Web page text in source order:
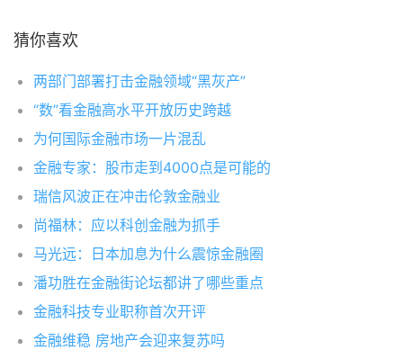
猜你喜欢
两部门部署打击金融领域“黑灰产”
“数”看金融高水平开放历史跨越
为何国际金融市场一片混乱
金融专家：股市走到4000点是可能的
瑞信风波正在冲击伦敦金融业
尚福林：应以科创金融为抓手
马光远：日本加息为什么震惊金融圈
潘功胜在金融街论坛都讲了哪些重点
金融科技专业职称首次开评
金融维稳 房地产会迎来复苏吗